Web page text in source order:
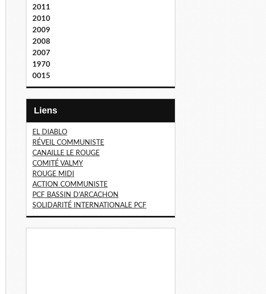
2011
2010
2009
2008
2007
1970
0015
Liens
EL DIABLO
RÉVEIL COMMUNISTE
CANAILLE LE ROUGE
COMITÉ VALMY
ROUGE MIDI
ACTION COMMUNISTE
PCF BASSIN D'ARCACHON
SOLIDARITÉ INTERNATIONALE PCF